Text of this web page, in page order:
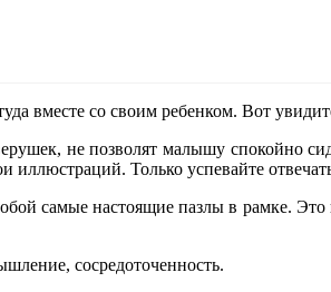
вместе со своим ребенком. Вот
не позволят малышу спокойно
Только успевайте
самые настоящие пазлы в рамке.
сосредоточенность.